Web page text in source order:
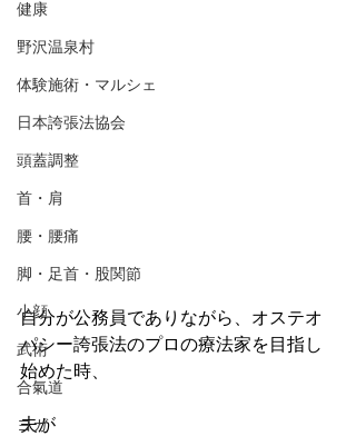
健康
野沢温泉村
体験施術・マルシェ
日本誇張法協会
頭蓋調整
首・肩
腰・腰痛
脚・足首・股関節
小顔
武術
合氣道
ヨガ
自分が公務員でありながら、オステオ
パシー誇張法のプロの療法家を目指し
始めた時、
夫が